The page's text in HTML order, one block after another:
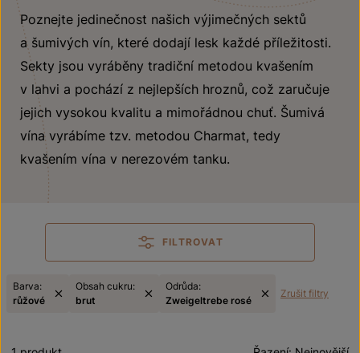
Poznejte jedinečnost našich výjimečných sektů
a šumivých vín, které dodají lesk každé příležitosti.
Sekty jsou vyráběny tradiční metodou kvašením
v lahvi a pochází z nejlepších hroznů, což zaručuje
jejich vysokou kvalitu a mimořádnou chuť. Šumivá
vína vyrábíme tzv. metodou Charmat, tedy
kvašením vína v nerezovém tanku.
FILTROVAT
Barva:
růžové
Obsah cukru:
brut
Odrůda:
Zweigeltrebe rosé
Zrušit filtry